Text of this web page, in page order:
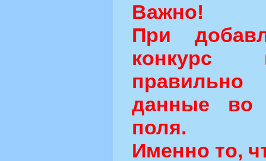
Важно!
При
конкурс
данные во
поля.
Именно то,